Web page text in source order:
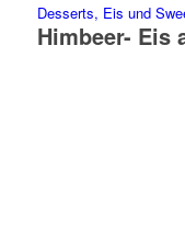
Desserts, Eis und
Himbeer- Eis